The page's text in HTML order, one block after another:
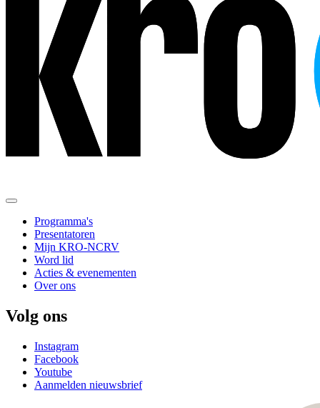
Programma's
Presentatoren
Mijn KRO-NCRV
Word lid
Acties & evenementen
Over ons
Volg ons
Instagram
Facebook
Youtube
Aanmelden nieuwsbrief